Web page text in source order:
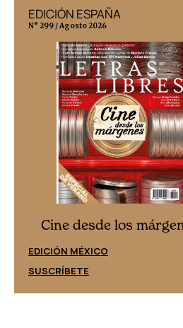
EDICIÓN ESPAÑA
N° 299 / Agosto 2026
Cine desde los
EDICIÓN MÉXICO
SUSCRÍBETE